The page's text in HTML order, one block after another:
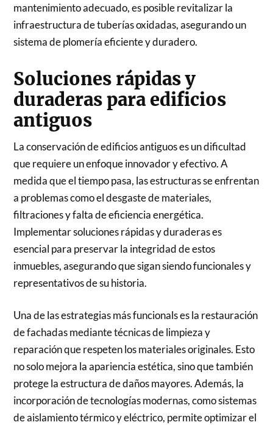
mantenimiento adecuado, es posible revitalizar la
infraestructura de tuberías oxidadas, asegurando un
sistema de plomería eficiente y duradero.
Soluciones rápidas y
duraderas para edificios
antiguos
La conservación de edificios antiguos es un dificultad
que requiere un enfoque innovador y efectivo. A
medida que el tiempo pasa, las estructuras se enfrentan
a problemas como el desgaste de materiales,
filtraciones y falta de eficiencia energética.
Implementar soluciones rápidas y duraderas es
esencial para preservar la integridad de estos
inmuebles, asegurando que sigan siendo funcionales y
representativos de su historia.
Una de las estrategias más funcionals es la restauración
de fachadas mediante técnicas de limpieza y
reparación que respeten los materiales originales. Esto
no solo mejora la apariencia estética, sino que también
protege la estructura de daños mayores. Además, la
incorporación de tecnologías modernas, como sistemas
de aislamiento térmico y eléctrico, permite optimizar el